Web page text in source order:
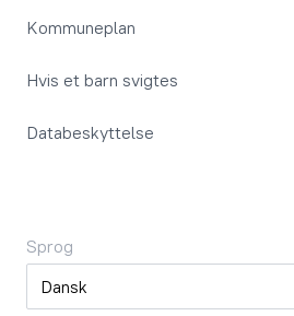
Kommuneplan
Hvis et barn svigtes
Databeskyttelse
Sprog
Sprog